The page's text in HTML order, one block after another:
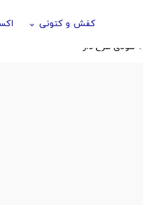
کفش و کتونی keyboard_arrow_down
هودی طرح دار